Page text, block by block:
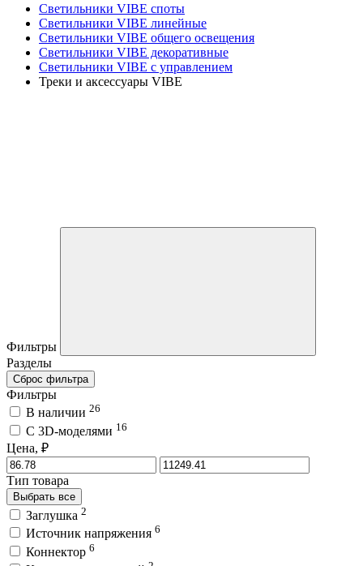
Светильники VIBE споты
Светильники VIBE линейные
Светильники VIBE общего освещения
Светильники VIBE декоративные
Светильники VIBE с управлением
Треки и аксессуары VIBE
Фильтры
Разделы
Сброс фильтра
Фильтры
В наличии 26
C 3D-моделями 16
Цена, ₽
Тип товара
Выбрать все
Заглушка 2
Источник напряжения 6
Коннектор 6